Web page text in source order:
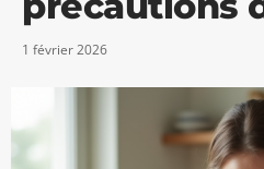
1 février 2026